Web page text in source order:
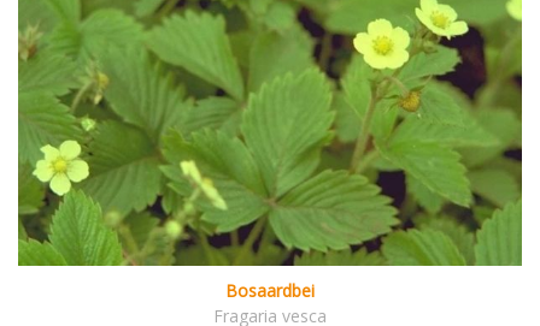
Bosaardbei
Fragaria vesca